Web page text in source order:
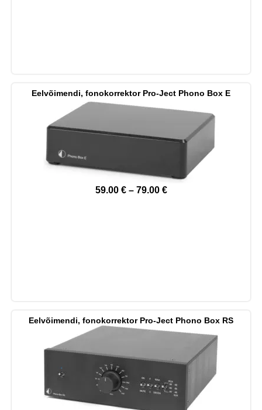
Eelvõimendi, fonokorrektor Pro-Ject Phono Box E
59.00 € – 79.00 €
Eelvõimendi, fonokorrektor Pro-Ject Phono Box RS